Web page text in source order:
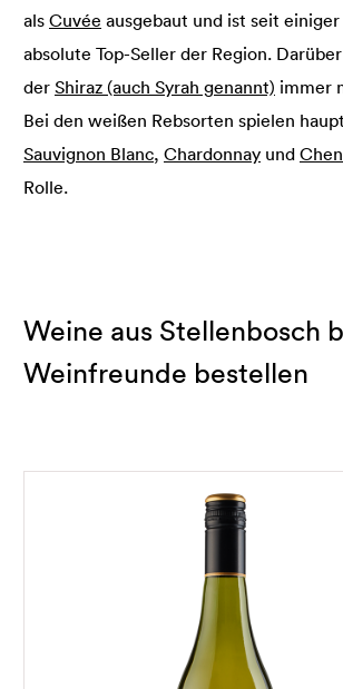
als Cuvée ausgebaut und ist seit
absolute Top-Seller der Region.
der Shiraz (auch Syrah genannt) immer
Bei den weißen Rebsorten spielen
Sauvignon Blanc, Chardonnay und
Rolle.
Weine aus Stellenbosch
Weinfreunde bestellen